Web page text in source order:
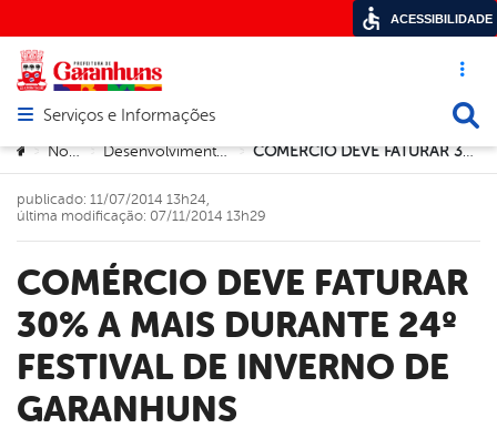
Acesso
Abrir menu principal de navegação
Serviços e Informações
Você está aqui:
> Notícias > Desenvolvimento Econômico > COMÉRCIO DEVE FATURAR 30% A MAIS DURANTE 24º FESTIVAL DE INVERNO DE GARANHUNS
COMÉRCIO DEVE FATURAR
30% A MAIS DURANTE 24º
FESTIVAL DE INVERNO DE
GARANHUNS
publicado: 11/07/2014 13h24,
última modificação: 07/11/2014 13h29
ACESSIBILIDADE